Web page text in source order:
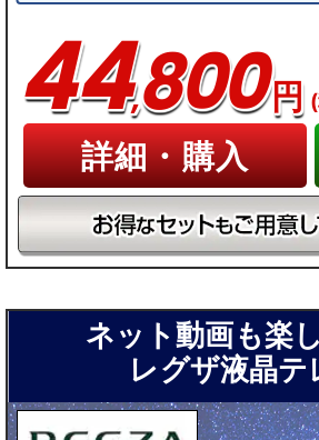
44,800円
詳細・購入
ネット動画も楽
レグザ液晶テ